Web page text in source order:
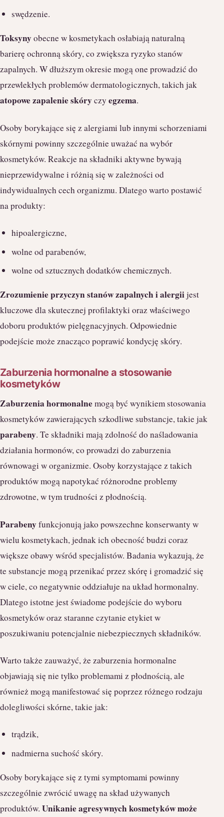
swędzenie.
Toksynyobecne w kosmetykach osłabiają naturalną
barierę ochronną skóry, co zwiększa ryzyko stanów
zapalnych. W dłuższym okresie mogą one prowadzić do
przewlekłych problemów dermatologicznych, takich jak
atopowe zapalenie skóryczy egzema.
Osoby borykające się z alergiami lub innymi schorzeniami
skórnymi powinny szczególnie uważać na wybór
kosmetyków. Reakcje na składniki aktywne bywają
nieprzewidywalne i różnią się w zależności od
indywidualnych cech organizmu. Dlatego warto postawić
na produkty:
hipoalergiczne,
wolne od parabenów,
wolne od sztucznych dodatków chemicznych.
Zrozumienie przyczyn stanów zapalnych i alergiijest
kluczowe dla skutecznej profilaktyki oraz właściwego
doboru produktów pielęgnacyjnych. Odpowiednie
podejście może znacząco poprawić kondycję skóry.
Zaburzenia hormonalne a stosowanie
kosmetyków
Zaburzenia hormonalnemogą być wynikiem stosowania
kosmetyków zawierających szkodliwe substancje, takie jak
parabeny. Te składniki mają zdolność do naśladowania
działania hormonów, co prowadzi do zaburzenia
równowagi w organizmie. Osoby korzystające z takich
produktów mogą napotykać różnorodne problemy
zdrowotne, w tym trudności z płodnością.
Parabenyfunkcjonują jako powszechne konserwanty w
wielu kosmetykach, jednak ich obecność budzi coraz
większe obawy wśród specjalistów. Badania wykazują, że
te substancje mogą przenikać przez skórę i gromadzić się
w ciele, co negatywnie oddziałuje na układ hormonalny.
Dlatego istotne jest świadome podejście do wyboru
kosmetyków oraz staranne czytanie etykiet w
poszukiwaniu potencjalnie niebezpiecznych składników.
Warto także zauważyć, że zaburzenia hormonalne
objawiają się nie tylko problemami z płodnością, ale
również mogą manifestować się poprzez różnego rodzaju
dolegliwości skórne, takie jak:
trądzik,
nadmierna suchość skóry.
Osoby borykające się z tymi symptomami powinny
szczególnie zwrócić uwagę na skład używanych
produktów. Unikanie agresywnych kosmetyków może